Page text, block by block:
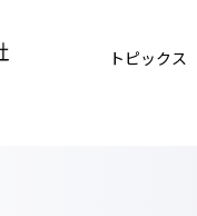
トピックス